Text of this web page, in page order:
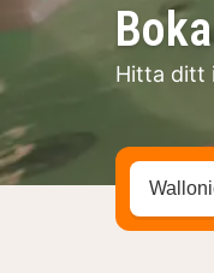
Hitta ditt
Sök